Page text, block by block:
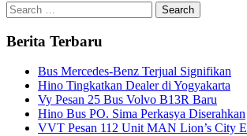
Search
for:
Berita Terbaru
Bus Mercedes-Benz Terjual Signifikan
Hino Tingkatkan Dealer di Yogyakarta
Vy Pesan 25 Bus Volvo B13R Baru
Hino Bus PO. Sima Perkasya Diserahkan
VVT Pesan 112 Unit MAN Lion’s City E